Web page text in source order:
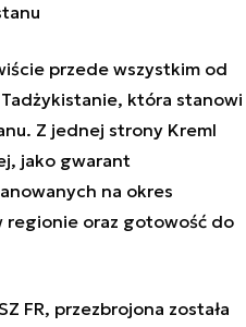
przede wszystkim od
która stanowi
Z jednej strony Kreml
jako gwarant
na okres
regionie oraz gotowość do
FR, przezbrojona została